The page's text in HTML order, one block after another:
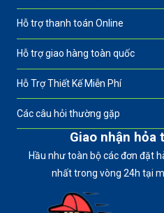
Hỗ trợ thanh toán Online
Hỗ trợ giao hàng toàn quốc
Hỗ Trợ Thiết Kế Miễn Phí
Các câu hỏi thường gặp
Giao nhận hỏa
Hầu như toàn bộ các đơn đặt
nhất trong vòng 24h tại